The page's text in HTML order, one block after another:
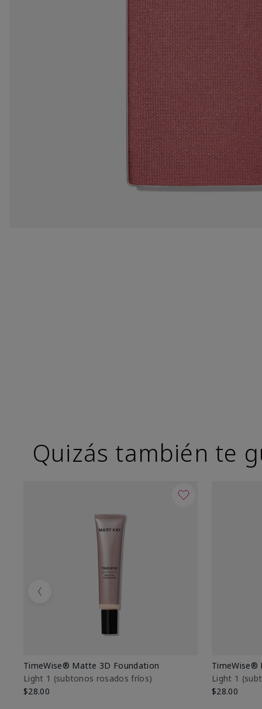
Quizás también te
TimeWise® Matte 3D Foundation
Light 1​ (subtonos rosados fríos)
$28.00
TimeWise®
Light 1​
$28.00
Previous